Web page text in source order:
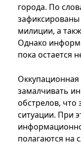
города. По
милиции, а
Однако
пока остается
замалчивать
обстрелов, что
ситуации. При
полагаются на